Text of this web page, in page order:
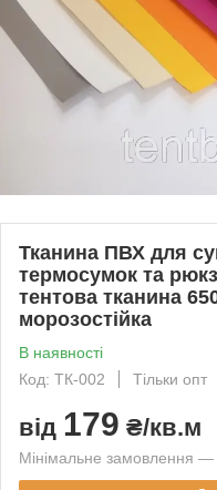
Тканина ПВХ для
термосумок та
тентова тканина
морозостійка
В наявності
Код: ТК-002
Тільки опт
від 179 ₴/кв.м
Мінімальне замовлення —